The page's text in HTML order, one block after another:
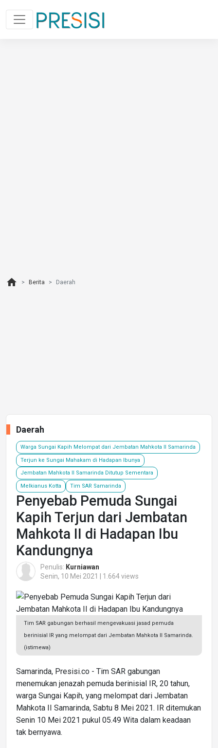
home Berita Daerah
Daerah
Warga Sungai Kapih Melompat dari Jembatan Mahkota II Samarinda
Terjun ke Sungai Mahakam di Hadapan Ibunya
Jembatan Mahkota II Samarinda Ditutup Sementara
Melkianus Kotta Tim SAR Samarinda
Penyebab Pemuda Sungai
Kapih Terjun dari Jembatan
Mahkota II di Hadapan Ibu
Kandungnya
Penulis: Kurniawan
Senin, 10 Mei 2021 | 1.664 views
Tim SAR gabungan berhasil mengevakuasi jasad pemuda
berinisial IR yang melompat dari Jembatan Mahkota II Samarinda.
(istimewa)
Samarinda, Presisi.co - Tim SAR gabungan
menemukan jenazah pemuda berinisial IR, 20 tahun,
warga Sungai Kapih, yang melompat dari Jembatan
Mahkota II Samarinda, Sabtu 8 Mei 2021. IR ditemukan
Senin 10 Mei 2021 pukul 05.49 Wita dalam keadaan
tak bernyawa.